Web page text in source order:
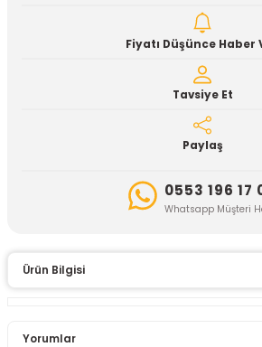
Fiyatı Düşünce Haber
Tavsiye Et
Paylaş
0553 196 17
Whatsapp Müşteri
Ürün Bilgisi
Yorumlar